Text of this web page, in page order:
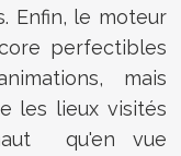
Enfin, le moteur
perfectibles
mais
les lieux visités
qu'en vue